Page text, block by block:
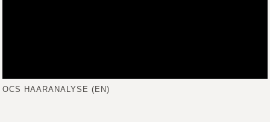
OCS HAARANALYSE (EN)